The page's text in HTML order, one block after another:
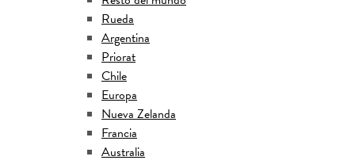
Rueda
Argentina
Priorat
Chile
Europa
Nueva Zelanda
Francia
Australia